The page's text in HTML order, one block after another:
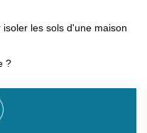
les sols d'une maison
?